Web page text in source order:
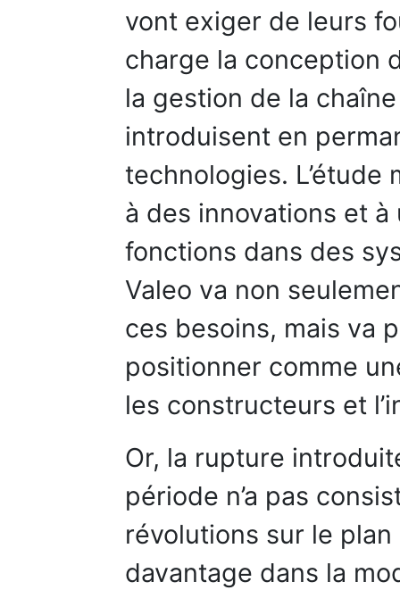
vont exiger de leurs
charge la conception
la gestion de la
introduisent en
technologies.
à des innovations et
fonctions dans des
Valeo va non
ces besoins, mais va
positionner comme
les constructeurs et
Or, la rupture
période n’a pas
révolutions sur le plan
davantage dans la